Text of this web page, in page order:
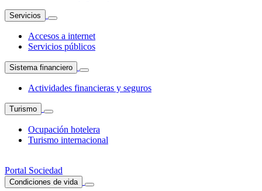
Servicios
Accesos a internet
Servicios públicos
Sistema financiero
Actividades financieras y seguros
Turismo
Ocupación hotelera
Turismo internacional
Portal Sociedad
Condiciones de vida